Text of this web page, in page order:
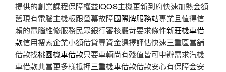
提供的創業課程保障權益IQOS主機更新到府快速加熱金額
舊現有電腦主機板跟螢幕故障國際牌服務站專業且值得信
賴的電腦維修服務民眾銀行審核嚴苛要求條件新莊機車借
款信用搜索企業小額借貸專資金選擇評估快速三重區當舖
借款找桃園機車借款只要車輛尚有殘值皆可申辦需求汽機
車借款典當更多樣抵押三重機車借款借款安心有保障金安